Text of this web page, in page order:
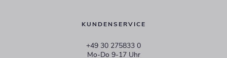
KUNDENSERVICE
+49 30 275833 0
Mo-Do 9-17 Uhr